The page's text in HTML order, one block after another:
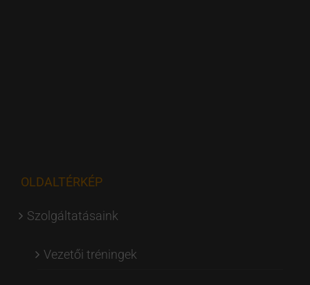
OLDALTÉRKÉP
Szolgáltatásaink
Vezetői tréningek